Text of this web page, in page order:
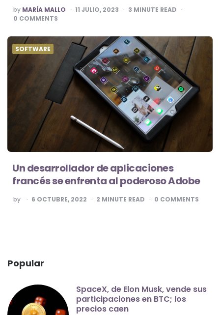
POSTED
BY
by MARÍA MALLO 11 JULIO, 2023 3 MINUTE READ
0 COMMENTS
SOFTWARE
Un desarrollador de aplicaciones
francés se enfrenta al poderoso Adobe
POSTED
BY
by 6 OCTUBRE, 2022 2 MINUTE READ 0 COMMENTS
Popular
SpaceX, de Elon Musk, vende sus
participaciones en BTC; los
precios caen